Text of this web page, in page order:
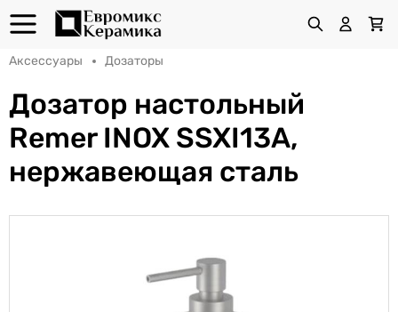
Аксессуары Дозаторы
Дозатор настольный
Remer INOX SSXI13A,
нержавеющая сталь